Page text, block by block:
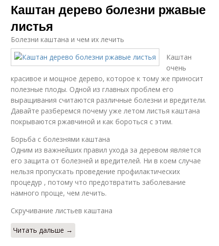
Каштан дерево болезни ржавые
листья
Болезни каштана и чем их лечить
Каштан
очень
красивое и мощное дерево, которое к тому же приносит
полезные плоды. Одной из главных проблем его
выращивания считаются различные болезни и вредители.
Давайте разберемся почему уже летом листья каштана
покрываются ржавчиной и как бороться с этим.
Борьба с болезнями каштана
Одним из важнейших правил ухода за деревом является
его защита от болезней и вредителей. Ни в коем случае
нельзя пропускать проведение профилактических
процедур , потому что предотвратить заболевание
намного проще, чем лечить.
Скручивание листьев каштана
Читать дальше →